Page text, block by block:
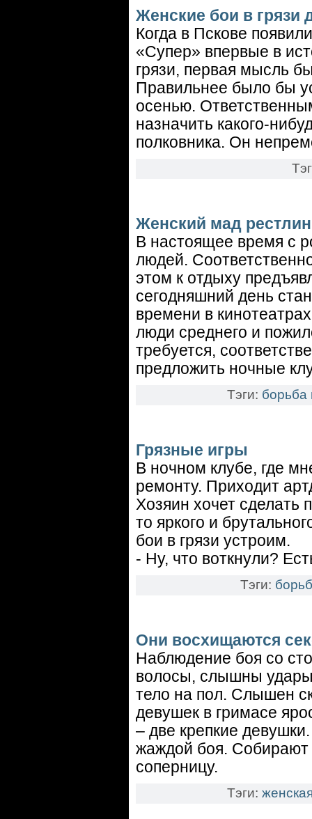
Женские бои в грязи
Когда в Пскове
«Супер» впервые в
грязи, первая мысль
Правильнее было бы
осенью.
назначить какого-
полковника. Он
Женский мад
В настоящее время с
людей.
этом к отдыху
сегодняшний день
времени в
люди среднего и
требуется,
предложить ночные
Тэги: борьба
Грязные игры
В ночном клубе, где
ремонту. Приходит
Хозяин хочет сделать
то яркого и
бои в грязи устроим.
- Ну, что воткнули?
Тэги:
Они восхищаются
Наблюдение боя со
волосы, слышны удары
тело на пол. Слышен
девушек в гримасе
– две крепкие
жаждой боя. Собирают
соперницу.
Тэги: